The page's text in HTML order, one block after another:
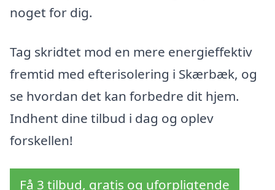
noget for dig.
Tag skridtet mod en mere energieffektiv
fremtid med efterisolering i Skærbæk, og
se hvordan det kan forbedre dit hjem.
Indhent dine tilbud i dag og oplev
forskellen!
Få 3 tilbud, gratis og uforpligtende